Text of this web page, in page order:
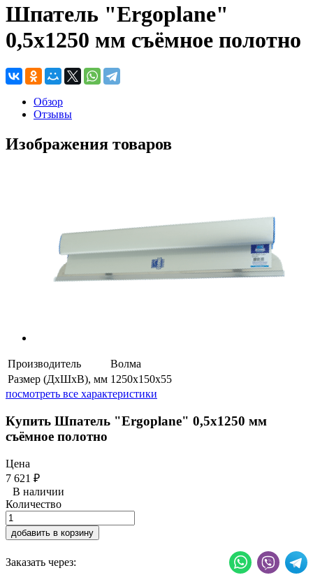
Шпатель "Ergoplane"
0,5x1250 мм съёмное полотно
Обзор
Отзывы
Изображения товаров
Производитель
Волма
Размер (ДхШхВ), мм 1250x150x55
посмотреть все характеристики
Купить Шпатель "Ergoplane" 0,5x1250 мм
съёмное полотно
Цена
7 621 ₽
В наличии
Количество
добавить в корзину
Заказать через: